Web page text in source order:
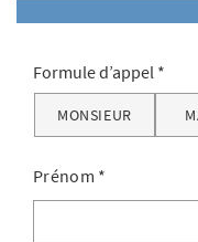
Formule d’appel
MONSIEUR
Prénom *